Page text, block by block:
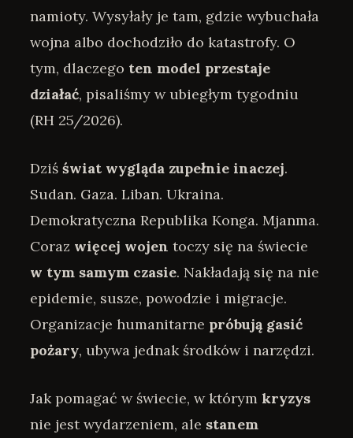
namioty. Wysyłały je tam, gdzie wybuchała
wojna albo dochodziło do katastrofy. O
tym, dlaczego ten model przestaje
działać, pisaliśmy w ubiegłym tygodniu
(RH 25/2026).
Dziś świat wygląda zupełnie inaczej.
Sudan. Gaza. Liban. Ukraina.
Demokratyczna Republika Konga. Mjanma.
Coraz więcej wojen toczy się na świecie
w tym samym czasie. Nakładają się na nie
epidemie, susze, powodzie i migracje.
Organizacje humanitarne próbują gasić
pożary, ubywa jednak środków i narzędzi.
Jak pomagać w świecie, w którym kryzys
nie jest wydarzeniem, ale stanem